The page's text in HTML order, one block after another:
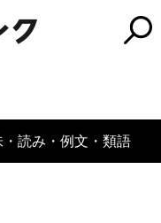
・読み・例文・類語